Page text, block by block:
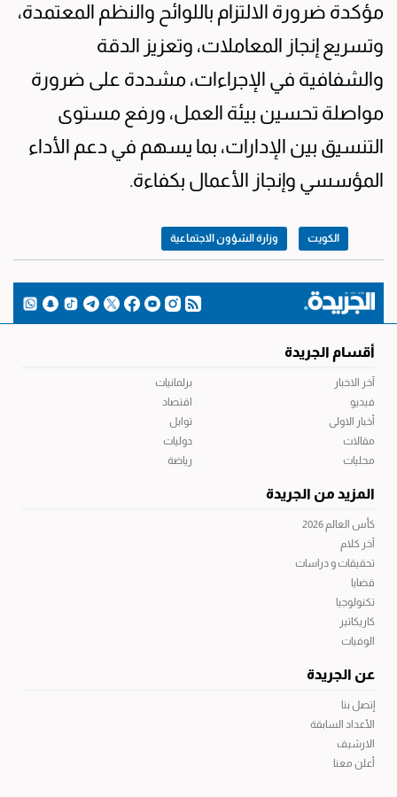
مؤكدة ضرورة الالتزام باللوائح والنظم المعتمدة،
وتسريع إنجاز المعاملات، وتعزيز الدقة
والشفافية في الإجراءات، مشددة على ضرورة
مواصلة تحسين بيئة العمل، ورفع مستوى
التنسيق بين الإدارات، بما يسهم في دعم الأداء
المؤسسي وإنجاز الأعمال بكفاءة.
الكويت وزارة الشؤون الاجتماعية
أقسام الجريدة
آخر الاخبار
فيديو
أخبار الاولى
مقالات
محليات
برلمانيات
اقتصاد
توابل
دوليات
رياضة
المزيد من الجريدة
كأس العالم 2026
آخر كلام
تحقيقات و دراسات
قضايا
تكنولوجيا
كاريكاتير
الوفيات
عن الجريدة
إتصل بنا
الأعداد السابقة
الارشيف
أعلن معنا